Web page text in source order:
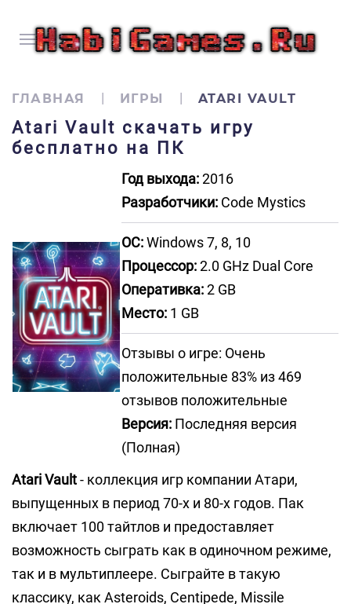
ГЛАВНАЯ ИГРЫ ATARI VAULT
Atari Vault скачать игру
бесплатно на ПК
Год выхода:2016
Разработчики: Code Mystics
ОС:Windows 7, 8, 10
Процессор:2.0 GHz Dual Core
Оперативка:2 GB
Место: 1 GB
Отзывы о игре: Очень
положительные 83% из 469
отзывов положительные
Версия: Последняя версия
(Полная)
Atari Vault- коллекция игр компании Атари,
выпущенных в период 70-х и 80-х годов. Пак
включает 100 тайтлов и предоставляет
возможность сыграть как в одиночном режиме,
так и в мультиплеере. Сыграйте в такую
классику, как Asteroids, Centipede, Missile